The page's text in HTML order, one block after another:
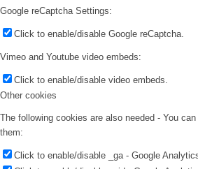
Google reCaptcha Settings:
Click to enable/disable Google reCaptcha.
Vimeo and Youtube video embeds:
Click to enable/disable video embeds.
Other cookies
The following cookies are also needed - You
them:
Click to enable/disable _ga - Google